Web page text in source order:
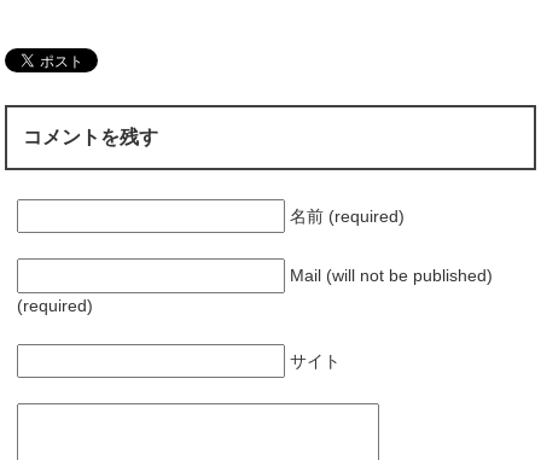
コメントを残す
名前 (required)
Mail (will not be published)
(required)
サイト